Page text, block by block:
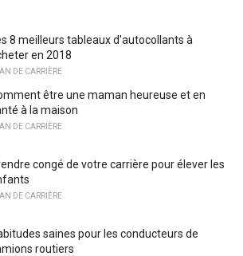
8 meilleurs tableaux d'autocollants à
en 2018
DE CARRIÈRE
être une maman heureuse et en
à la maison
DE CARRIÈRE
congé de votre carrière pour élever les
DE CARRIÈRE
saines pour les conducteurs de
routiers